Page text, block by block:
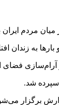
مردم ایران
به زندان
فضای
شد.
برگزار